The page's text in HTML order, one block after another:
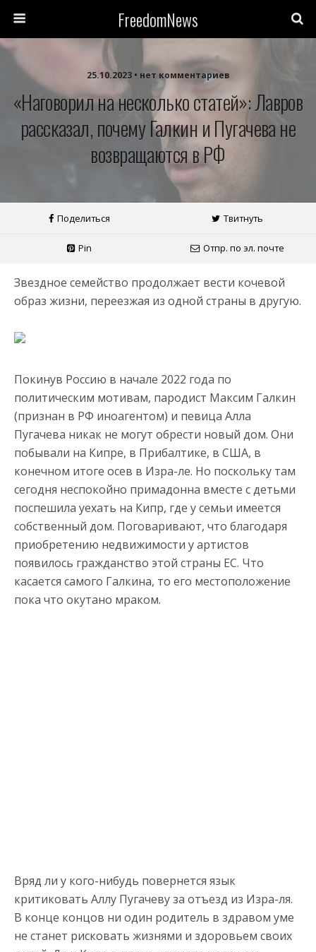
FreedomNews
25.10.2023 • нет комментариев
«Наговорил на несколько статей»: Лавров
рассказал, почему Галкин и Пугачева не
возвращаются в РФ
Поделиться Твитнуть
Pin Отпр. по эл. почте
Звездное семейство продолжает вести кочевой
образ жизни, переезжая из одной страны в другую.
Покинув Россию в начале 2022 года по
политическим мотивам, пародист Максим Галкин
(признан в РФ иноагентом) и певица Алла
Пугачева никак не могут обрести новый дом. Они
побывали на Кипре, в Прибалтике, в США, в
конечном итоге осев в Изра-ле. Но поскольку там
сегодня неспокойно примадонна вместе с детьми
поспешила уехать на Кипр, где у семьи имеется
собственный дом. Поговаривают, что благодаря
приобретению недвижимости у артистов
появилось гражданство этой страны ЕС. Что
касается самого Галкина, то его местоположение
пока что окутано мраком.
Вряд ли у кого-нибудь повернется язык
критиковать Аллу Пугачеву за отъезд из Изра-ля.
В конце концов ни один родитель в здравом уме
не станет рисковать жизнями и здоровьем своих